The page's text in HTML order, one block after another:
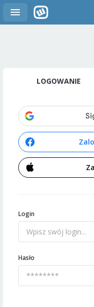
LOGOWANIE
Login
Hasło